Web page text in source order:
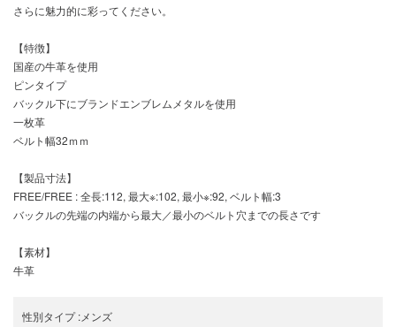
さらに魅力的に彩ってください。
【特徴】
国産の牛革を使用
ピンタイプ
バックル下にブランドエンブレムメタルを使用
一枚革
ベルト幅32ｍｍ
【製品寸法】
FREE/FREE : 全長:112, 最大※:102, 最小※:92, ベルト幅:3
バックルの先端の内端から最大／最小のベルト穴までの長さです
【素材】
牛革
性別タイプ:メンズ